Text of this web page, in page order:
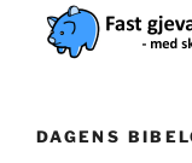
DAGENS